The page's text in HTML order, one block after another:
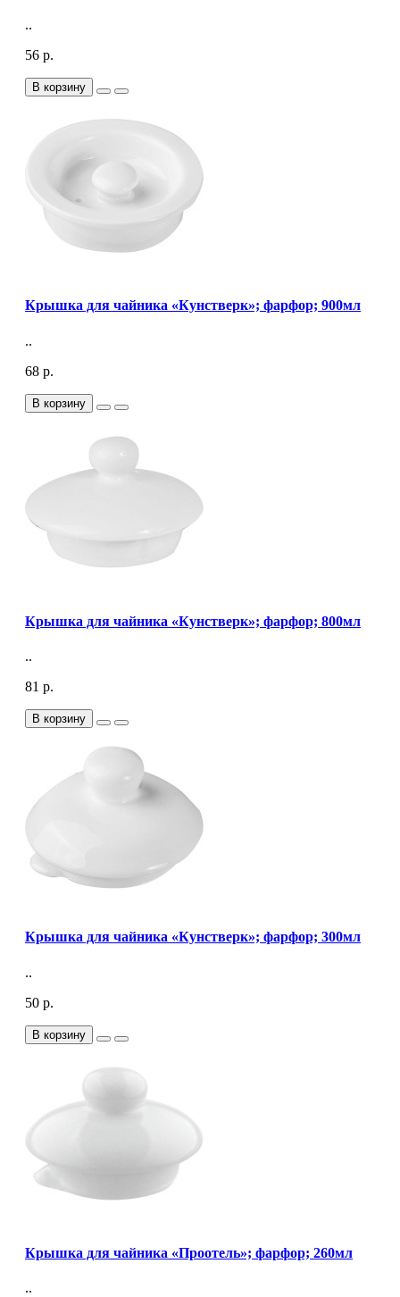
..
56 р.
В корзину
Крышка для чайника «Кунстверк»; фарфор; 900мл
..
68 р.
В корзину
Крышка для чайника «Кунстверк»; фарфор; 800мл
..
81 р.
В корзину
Крышка для чайника «Кунстверк»; фарфор; 300мл
..
50 р.
В корзину
Крышка для чайника «Проотель»; фарфор; 260мл
..